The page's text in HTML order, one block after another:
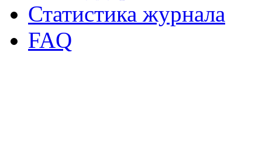
Статистика журнала
FAQ